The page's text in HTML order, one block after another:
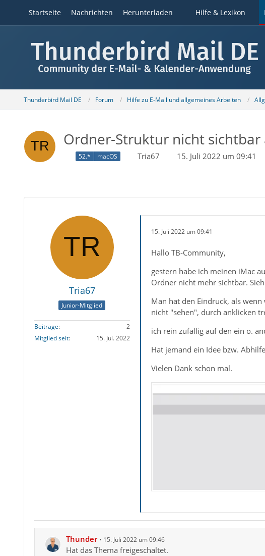
Startseite Nachrichten Herunterladen Hilfe & Lexikon
Thunderbird Mail DE Forum Hilfe zu E-Mail und allgemeines Arbeiten
Ordner-Struktur nicht
52.* macOS Tria67 15. Juli 2022 um 09:41
Tria67
Junior-Mitglied
Beiträge
2
Mitglied seit
15. Jul. 2022
15. Juli 2022 um 09:41
Hallo TB-Community,
gestern habe ich meinen iMac
Ordner nicht mehr sichtbar.
Man hat den Eindruck, als
nicht "sehen", durch anklicken
ich rein zufällig auf den ein o.
Hat jemand ein Idee bzw.
Vielen Dank schon mal.
Thunder 15. Juli 2022 um 09:46
Hat das Thema freigeschaltet.